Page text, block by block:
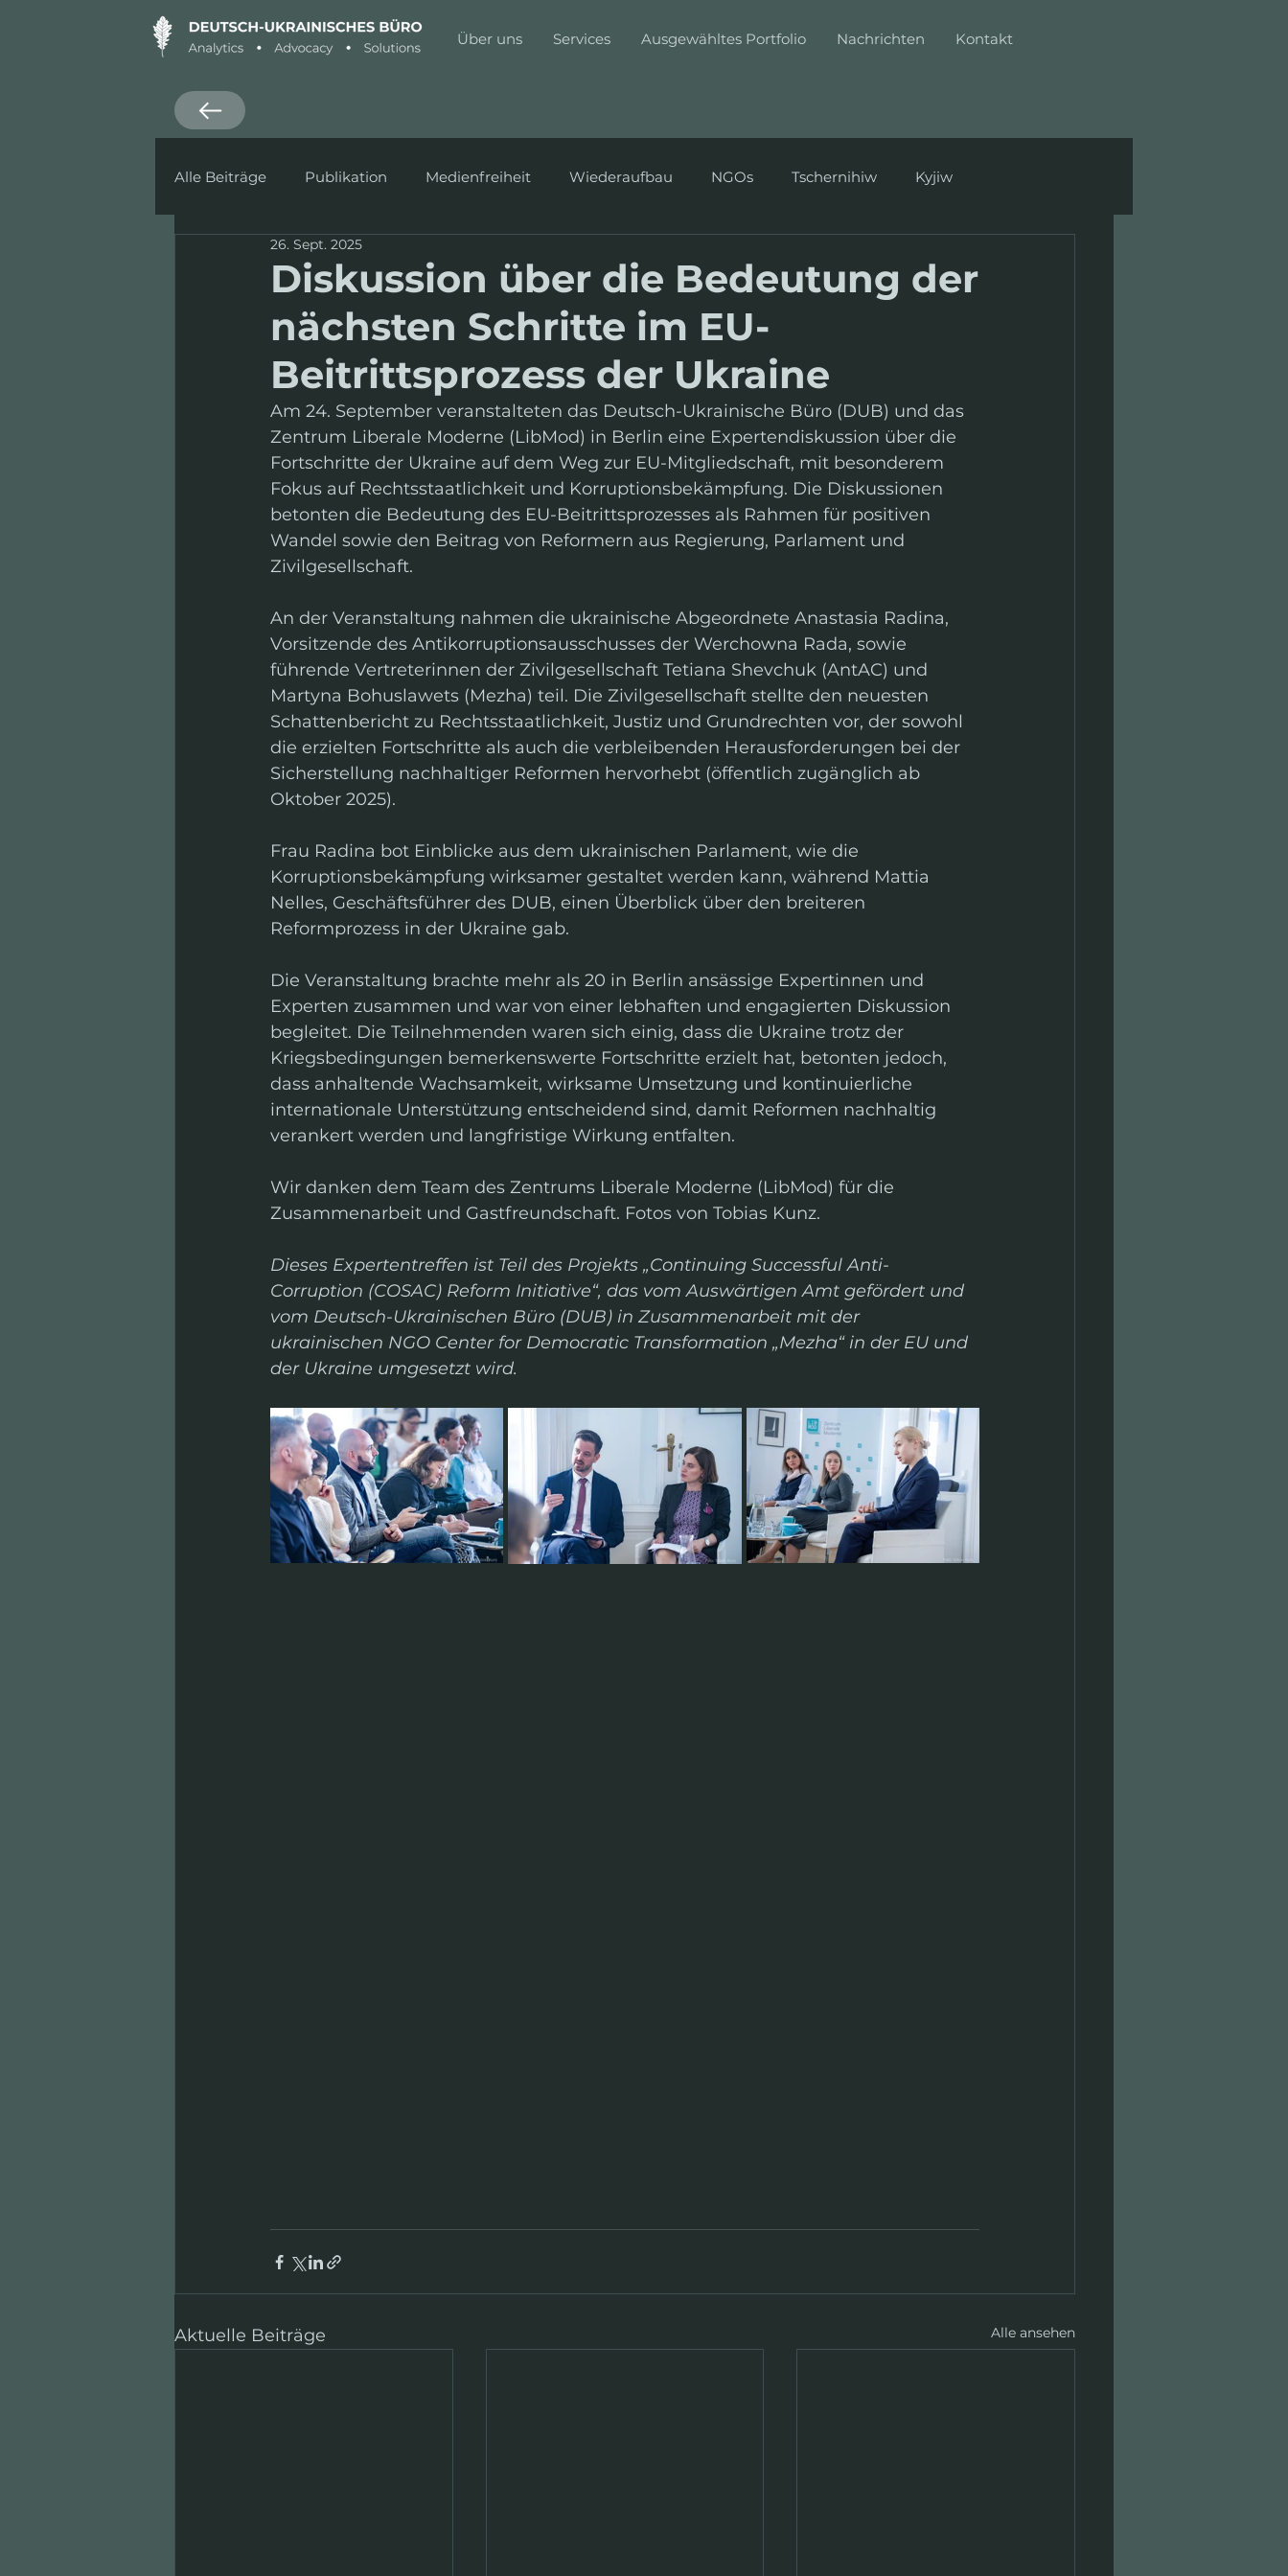
Über uns Services Ausgewähltes Portfolio Nachrichten Kontakt
Alle Beiträge Publikation Medienfreiheit Wiederaufbau NGOs Tschernihiw Kyjiw
Ankündigung Defence
Diskussion über die Bedeutung der
nächsten Schritte im EU-
Beitrittsprozess der Ukraine
26. Sept. 2025
Am 24. September veranstalteten das Deutsch-Ukrainische Büro (DUB) und das
Zentrum Liberale Moderne (LibMod) in Berlin eine Expertendiskussion über die
Fortschritte der Ukraine auf dem Weg zur EU-Mitgliedschaft, mit besonderem
Fokus auf Rechtsstaatlichkeit und Korruptionsbekämpfung. Die Diskussionen
betonten die Bedeutung des EU-Beitrittsprozesses als Rahmen für positiven
Wandel sowie den Beitrag von Reformern aus Regierung, Parlament und
Zivilgesellschaft.
An der Veranstaltung nahmen die ukrainische Abgeordnete Anastasia Radina,
Vorsitzende des Antikorruptionsausschusses der Werchowna Rada, sowie
führende Vertreterinnen der Zivilgesellschaft Tetiana Shevchuk (AntAC) und
Martyna Bohuslawets (Mezha) teil. Die Zivilgesellschaft stellte den neuesten
Schattenbericht zu Rechtsstaatlichkeit, Justiz und Grundrechten vor, der sowohl
die erzielten Fortschritte als auch die verbleibenden Herausforderungen bei der
Sicherstellung nachhaltiger Reformen hervorhebt (öffentlich zugänglich ab
Oktober 2025).
Frau Radina bot Einblicke aus dem ukrainischen Parlament, wie die
Korruptionsbekämpfung wirksamer gestaltet werden kann, während Mattia
Nelles, Geschäftsführer des DUB, einen Überblick über den breiteren
Reformprozess in der Ukraine gab.
Die Veranstaltung brachte mehr als 20 in Berlin ansässige Expertinnen und
Experten zusammen und war von einer lebhaften und engagierten Diskussion
begleitet. Die Teilnehmenden waren sich einig, dass die Ukraine trotz der
Kriegsbedingungen bemerkenswerte Fortschritte erzielt hat, betonten jedoch,
dass anhaltende Wachsamkeit, wirksame Umsetzung und kontinuierliche
internationale Unterstützung entscheidend sind, damit Reformen nachhaltig
verankert werden und langfristige Wirkung entfalten.
Wir danken dem Team des Zentrums Liberale Moderne (LibMod) für die
Zusammenarbeit und Gastfreundschaft. Fotos von Tobias Kunz.
Dieses Expertentreffen ist Teil des Projekts „Continuing Successful Anti-
Corruption (COSAC) Reform Initiative“, das vom Auswärtigen Amt gefördert und
vom Deutsch-Ukrainischen Büro (DUB) in Zusammenarbeit mit der
ukrainischen NGO Center for Democratic Transformation „Mezha“ in der EU und
der Ukraine umgesetzt wird.
Aktuelle Beiträge Alle ansehen